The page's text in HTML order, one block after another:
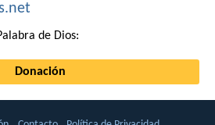
de Dios:
Donación